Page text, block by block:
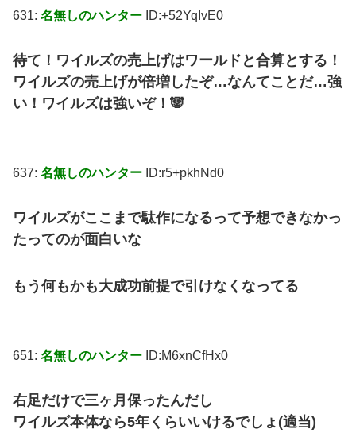
631: 名無しのハンター ID:+52YqIvE0
待て！ワイルズの売上げはワールドと合算とする！
ワイルズの売上げが倍増したぞ…なんてことだ…強
い！ワイルズは強いぞ！🐼
637: 名無しのハンター ID:r5+pkhNd0
ワイルズがここまで駄作になるって予想できなかっ
たってのが面白いな
もう何もかも大成功前提で引けなくなってる
651: 名無しのハンター ID:M6xnCfHx0
右足だけで三ヶ月保ったんだし
ワイルズ本体なら5年くらいいけるでしょ(適当)